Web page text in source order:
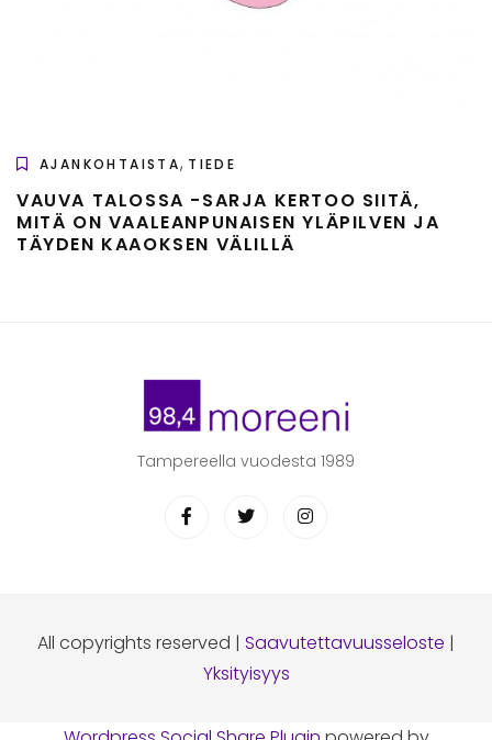
AJANKOHTAISTA, TIEDE
VAUVA TALOSSA -SARJA KERTOO SIITÄ,
MITÄ ON VAALEANPUNAISEN YLÄPILVEN JA
TÄYDEN KAAOKSEN VÄLILLÄ
Tampereella vuodesta 1989
All copyrights reserved | Saavutettavuusseloste |
Yksityisyys